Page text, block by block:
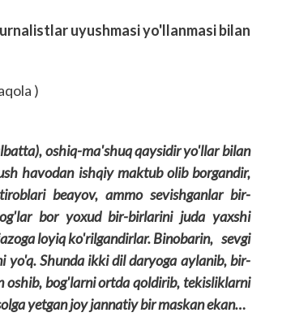
uyushmasi yo'llanmasi bilan
)
oshiq-ma'shuq qaysidir yo'llar bilan
havodan ishqiy maktub olib borgandir,
beayov, ammo sevishganlar bir-
bor yoxud bir-birlarini juda yaxshi
loyiq ko'rilgandirlar. Binobarin, sevgi
yo'q. Shunda ikki dil daryoga aylanib, bir-
bog'larni ortda qoldirib, tekis­liklarni
yetgan joy jannatiy bir mas­kan ekan…